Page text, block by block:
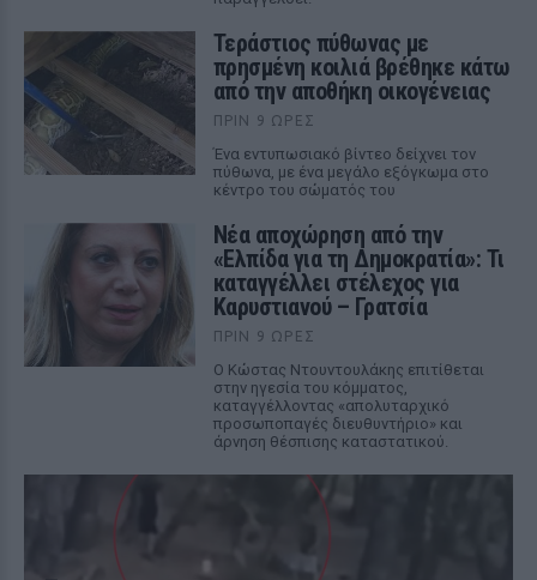
Τεράστιος πύθωνας με
πρησμένη κοιλιά βρέθηκε κάτω
από την αποθήκη οικογένειας
ΠΡΙΝ 9 ΏΡΕΣ
Ένα εντυπωσιακό βίντεο δείχνει τον
πύθωνα, με ένα μεγάλο εξόγκωμα στο
κέντρο του σώματός του
Νέα αποχώρηση από την
«Ελπίδα για τη Δημοκρατία»: Τι
καταγγέλλει στέλεχος για
Καρυστιανού – Γρατσία
ΠΡΙΝ 9 ΏΡΕΣ
Ο Κώστας Ντουντουλάκης επιτίθεται
στην ηγεσία του κόμματος,
καταγγέλλοντας «απολυταρχικό
προσωποπαγές διευθυντήριο» και
άρνηση θέσπισης καταστατικού.